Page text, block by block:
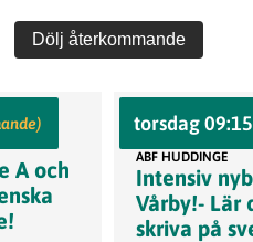
Dölj återkommande
A och
torsdag 09:15
ABF Kultur
allé 22, 143 40
ABF HUDDINGE
Intensiv
Vårby!- Lär
skriva på